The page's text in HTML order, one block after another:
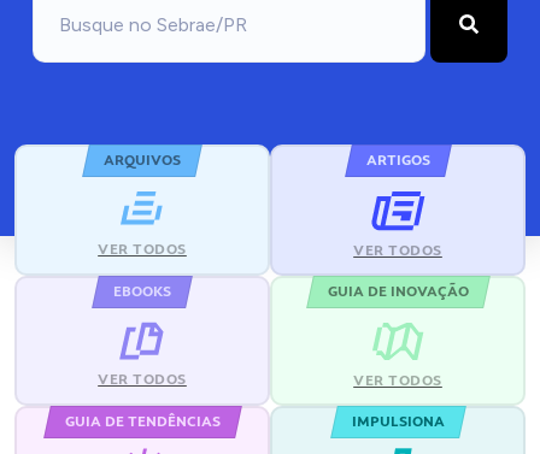
ARQUIVOS
VER TODOS
ARTIGOS
VER TODOS
EBOOKS
VER TODOS
GUIA DE INOVAÇÃO
VER TODOS
GUIA DE TENDÊNCIAS IMPULSIONA